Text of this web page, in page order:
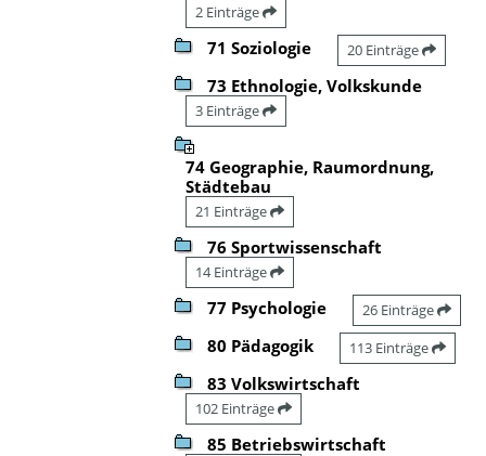
2 Einträge
71 Soziologie 20 Einträge
73 Ethnologie, Volkskunde
3 Einträge
74 Geographie, Raumordnung,
Städtebau
21 Einträge
76 Sportwissenschaft
14 Einträge
77 Psychologie 26 Einträge
80 Pädagogik 113 Einträge
83 Volkswirtschaft
102 Einträge
85 Betriebswirtschaft